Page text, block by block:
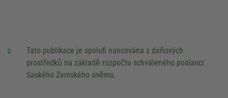
Tato publikace je spolufi nancována z daňových
prostředků na základě rozpočtu schváleného poslanci
Saského Zemského sněmu.